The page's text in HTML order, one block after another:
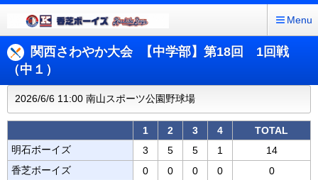
Menu
関西さわやか大会 【中学部】第18回 1回戦
（中１）
2026/6/6 11:00 南山スポーツ公園野球場
1 2 3 4
TOTAL
明石ボーイズ
3 5 5 1
14
香芝ボーイズ
0 0 0 0 0